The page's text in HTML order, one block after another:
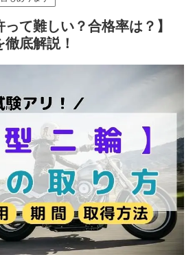
って難しい？合格率は？】
底解説！